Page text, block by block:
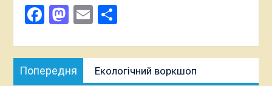
Facebook
Mastodon
EmailПоділитися
Навігація
записів
Попередня
публікація:
Екологічний воркшоп